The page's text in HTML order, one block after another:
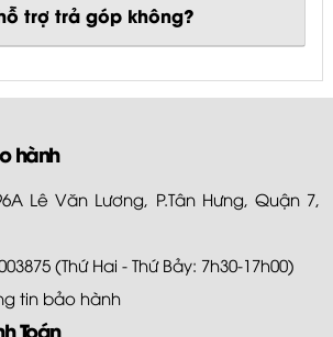
trợ trả góp không?
hành
Lê Văn Lương, P.Tân Hưng, Quận 7,
(Thứ Hai - Thứ Bảy: 7h30-17h00)
tin bảo hành
Toán